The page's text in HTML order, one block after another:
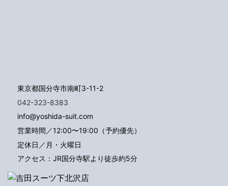
東京都国分寺市南町3-11-2
042-323-8383
info@yoshida-suit.com
営業時間／12:00〜19:00（予約優先）
定休日／月・火曜日
アクセス：JR国分寺駅より徒歩約5分